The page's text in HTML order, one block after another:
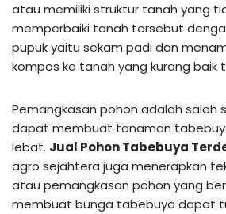
atau memiliki struktur tanah yang
memperbaiki tanah tersebut
pupuk yaitu sekam padi dan
kompos ke tanah yang kurang baik
Pemangkasan pohon adalah salah
dapat membuat tanaman
lebat. Jual Pohon Tabebuya
agro sejahtera juga menerapkan
atau pemangkasan pohon yang
membuat bunga tabebuya dapat